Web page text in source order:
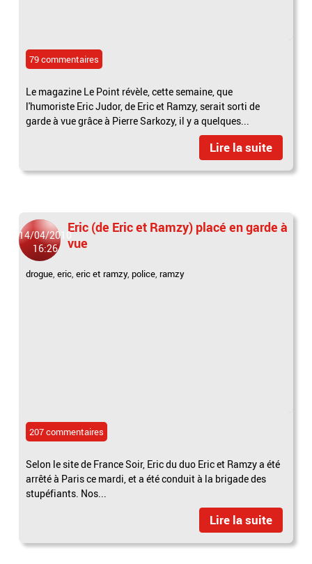
79 commentaires
Le magazine Le Point révèle, cette semaine, que
l'humoriste Eric Judor, de Eric et Ramzy, serait sorti de
garde à vue grâce à Pierre Sarkozy, il y a quelques...
Lire la suite
14/04/2010
16:26
Eric (de Eric et Ramzy) placé en garde à
vue
drogue,eric,eric et ramzy, police, ramzy
207 commentaires
Selon le site de France Soir, Eric du duo Eric et Ramzy a été
arrêté à Paris ce mardi, et a été conduit à la brigade des
stupéfiants. Nos...
Lire la suite